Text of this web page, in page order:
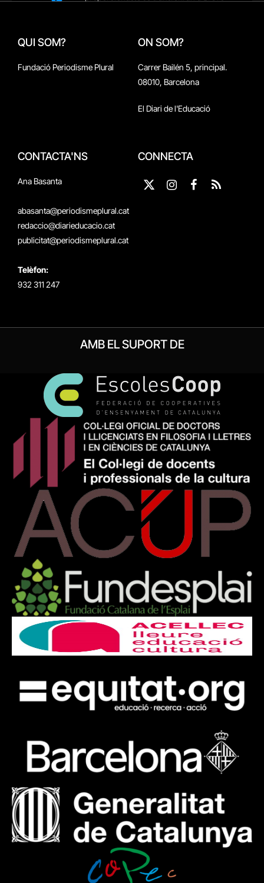
QUI SOM?
Fundació Periodisme Plural
ON SOM?
Carrer Bailén 5, principal.
08010, Barcelona
El Diari de l'Educació
CONTACTA'NS
Ana Basanta
abasanta@periodismeplural.cat
redaccio@diarieducacio.cat
publicitat@periodismeplural.cat
Telèfon:
932 311 247
CONNECTA
X
InstagramFacebook
RSS
AMB EL SUPORT DE